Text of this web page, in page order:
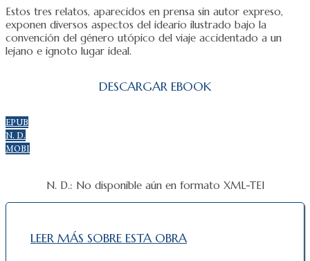
Estos tres relatos, aparecidos en prensa sin autor expreso,
exponen diversos aspectos del ideario ilustrado bajo la
convención del género utópico del viaje accidentado a un
lejano e ignoto lugar ideal.
DESCARGAR EBOOK
EPUB
N. D.
MOBI
N. D.: No disponible aún en formato XML-TEI
LEER MÁS SOBRE ESTA OBRA